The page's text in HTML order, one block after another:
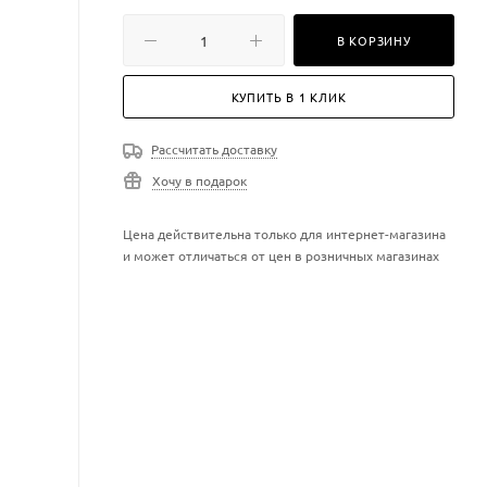
В КОРЗИНУ
КУПИТЬ В 1 КЛИК
Рассчитать доставку
Хочу в подарок
Цена действительна только для интернет-магазина
и может отличаться от цен в розничных магазинах